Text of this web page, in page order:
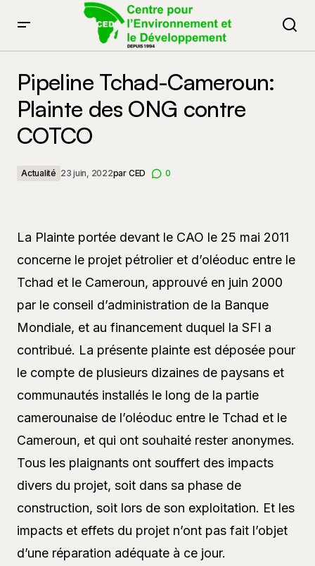
Pipeline Tchad-Cameroun:
Plainte des ONG contre
COTCO
Actualité 23 juin, 2022par CED 0
La Plainte portée devant le CAO le 25 mai 2011
concerne le projet pétrolier et d’oléoduc entre le
Tchad et le Cameroun, approuvé en juin 2000
par le conseil d’administration de la Banque
Mondiale, et au financement duquel la SFI a
contribué. La présente plainte est déposée pour
le compte de plusieurs dizaines de paysans et
communautés installés le long de la partie
camerounaise de l’oléoduc entre le Tchad et le
Cameroun, et qui ont souhaité rester anonymes.
Tous les plaignants ont souffert des impacts
divers du projet, soit dans sa phase de
construction, soit lors de son exploitation. Et les
impacts et effets du projet n’ont pas fait l’objet
d’une réparation adéquate à ce jour.